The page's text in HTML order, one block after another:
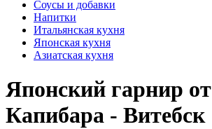
Соусы и добавки
Напитки
Итальянская кухня
Японская кухня
Азиатская кухня
Японский гарнир от
Капибара - Витебск